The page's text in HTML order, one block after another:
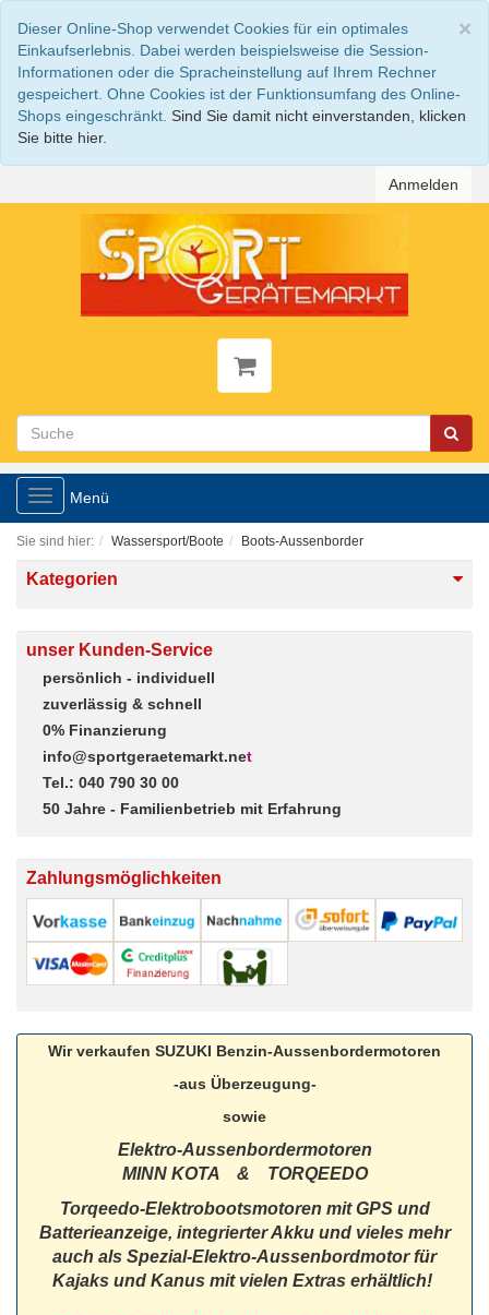
×
Dieser Online-Shop verwendet Cookies für ein optimales
Einkaufserlebnis. Dabei werden beispielsweise die Session-
Informationen oder die Spracheinstellung auf Ihrem Rechner
gespeichert. Ohne Cookies ist der Funktionsumfang des Online-
Shops eingeschränkt. Sind Sie damit nicht einverstanden, klicken
Sie bitte hier.
Anmelden
Toggle
navigation
Menü
Sie sind hier: Wassersport/Boote Boots-Aussenborder
Kategorien
unser Kunden-Service
persönlich - individuell
zuverlässig & schnell
0% Finanzierung
info@sportgeraetemarkt.net
Tel.: 040 790 30 00
50 Jahre - Familienbetrieb mit Erfahrung
Zahlungsmöglichkeiten
Wir verkaufen SUZUKI Benzin-Aussenbordermotoren
-aus Überzeugung-
sowie
Elektro-Aussenbordermotoren
MINN KOTA & TORQEEDO
Torqeedo-Elektrobootsmotoren mit GPS und
Batterieanzeige, integrierter Akku und vieles mehr
auch als Spezial-Elektro-Aussenbordmotor für
Kajaks und Kanus mit vielen Extras erhältlich!